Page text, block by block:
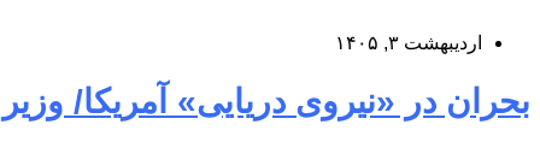
اردیبهشت ۳, ۱۴۰۵
بحران در «نیروی دریایی» آمریکا/ وزیر آمریکایی سریعا